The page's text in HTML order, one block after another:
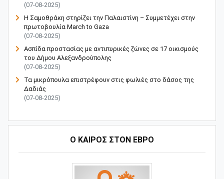
(07-08-2025)
Η Σαμοθράκη στηρίζει την Παλαιστίνη – Συμμετέχει στην
πρωτοβουλία March to Gaza
(07-08-2025)
Ασπίδα προστασίας με αντιπυρικές ζώνες σε 17 οικισμούς
του Δήμου Αλεξανδρούπολης
(07-08-2025)
Τα μικρόπουλα επιστρέφουν στις φωλιές στο δάσος της
Δαδιάς
(07-08-2025)
Ο ΚΑΙΡΟΣ ΣΤΟΝ ΕΒΡΟ